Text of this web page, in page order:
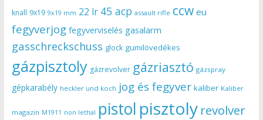
knall 9x19 9x19 mm 22 lr 45 acp assault rifle ccw eu
fegyverjog fegyverviselés gasalarm
gasschreckschuss glock gumilövedékes
gázpisztoly gázrevolver gázriasztó gázspray
gépkarabély heckler und koch jog és fegyver kaliber Kaliber
magazin M1911 non lethal pistol pisztoly revolver